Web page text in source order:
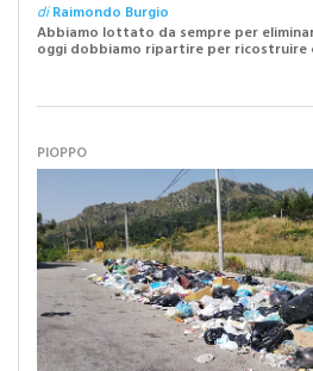
diRaimondo Burgio
Abbiamo lottato da sempre per
oggi dobbiamo ripartire per ricostruire
PIOPPO